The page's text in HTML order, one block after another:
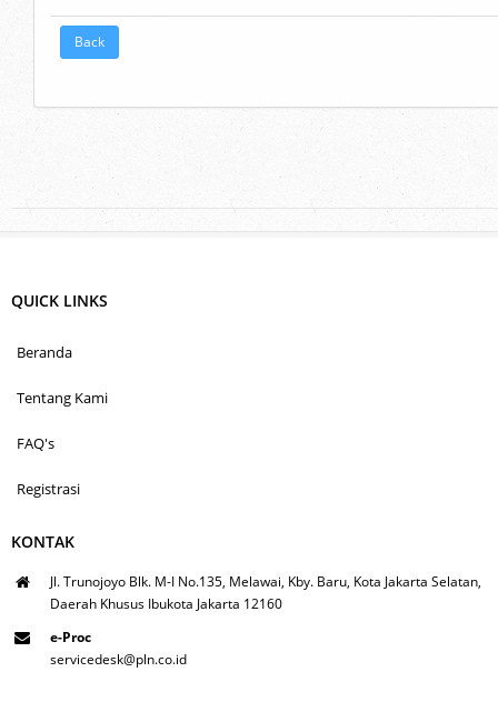
Back
QUICK LINKS
Beranda
Tentang Kami
FAQ's
Registrasi
KONTAK
Jl. Trunojoyo Blk. M-I No.135, Melawai, Kby. Baru, Kota Jakarta Selatan,
Daerah Khusus Ibukota Jakarta 12160
e-Proc
servicedesk@pln.co.id